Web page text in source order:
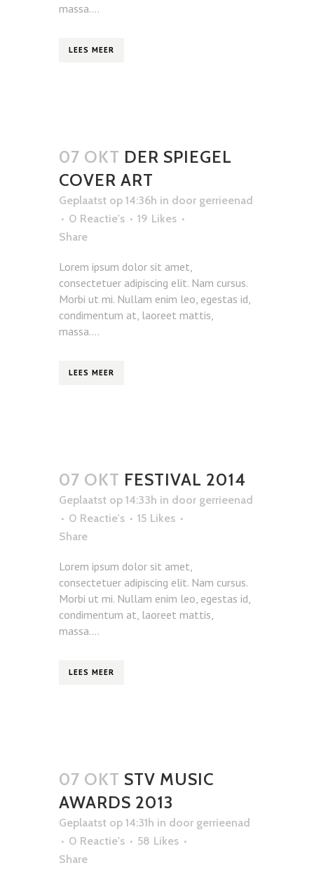
massa....
LEES MEER
07 OKT DER SPIEGEL
COVER ART
Geplaatst op 14:36h in door gerrieenad
0 Reactie's
19 Likes
Share
Lorem ipsum dolor sit amet,
consectetuer adipiscing elit. Nam cursus.
Morbi ut mi. Nullam enim leo, egestas id,
condimentum at, laoreet mattis,
massa....
LEES MEER
07 OKT FESTIVAL 2014
Geplaatst op 14:33h in door gerrieenad
0 Reactie's
15 Likes
Share
Lorem ipsum dolor sit amet,
consectetuer adipiscing elit. Nam cursus.
Morbi ut mi. Nullam enim leo, egestas id,
condimentum at, laoreet mattis,
massa....
LEES MEER
07 OKT STV MUSIC
AWARDS 2013
Geplaatst op 14:31h in door gerrieenad
0 Reactie's
58 Likes
Share